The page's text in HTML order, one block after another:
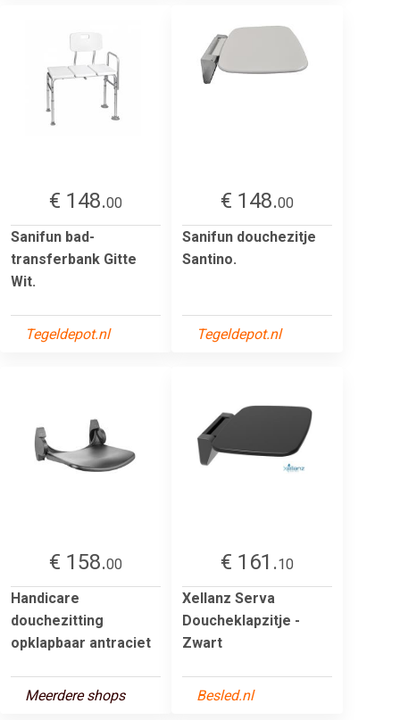
€ 148.00
Sanifun bad-
transferbank Gitte
Wit.
Tegeldepot.nl
€ 148.00
Sanifun douchezitje
Santino.
Tegeldepot.nl
€ 158.00
Handicare
douchezitting
opklapbaar antraciet
Meerdere shops
€ 161.10
Xellanz Serva
Doucheklapzitje -
Zwart
Besled.nl